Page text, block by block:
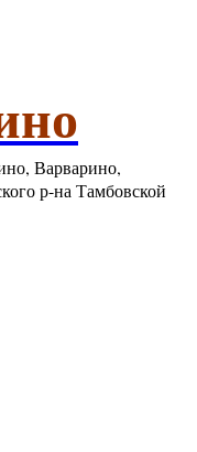
Варварино,
р-на Тамбовской